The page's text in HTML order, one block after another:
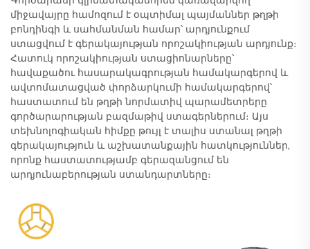
միջավայրը համոզում է օպտիմալ պայմաններ թղթի
բոնդինգի և սահմանման համար՝ արդյունքում
ստացվում է գերակայության որոշակիության արդյունք։
Հատուկ որոշակիության ստացիոնարները՝
հավաքածու հասարակագրության համակարգերով և
ավտոմատացված փորձարկումի համակարգերով՝
հաստատում են թղթի նորմատիվ պարամետրերը
գործարարության բազմաթիվ ստագերներում։ Այս
տեխնոլոգիական հիմքը թույլ է տալիս ստանալ թղթի
գերակայություն և աշխատանքային հատկություններ,
որոնք հաստատությամբ գերազանցում են
արդյունաբերության ստանդարտները։